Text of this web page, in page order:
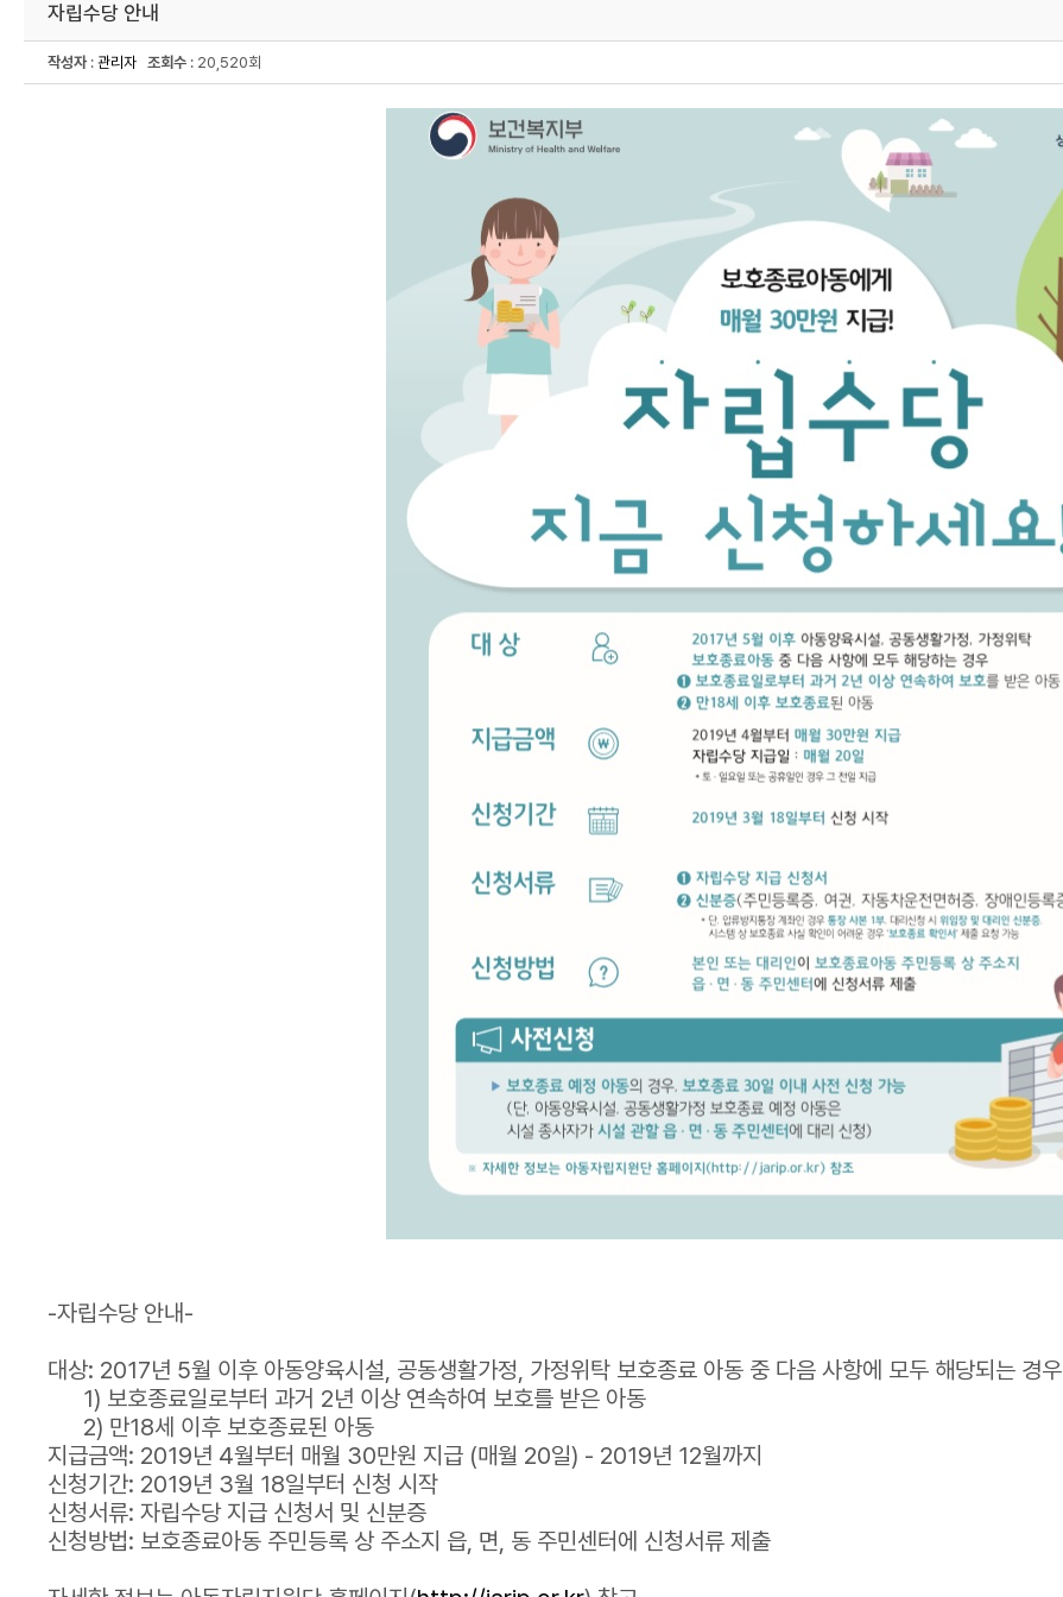
자립수당 안내
작성자: 관리자 조회수 : 20,520회
-자립수당 안내-
대상: 2017년 5월 이후 아동양육시설, 공동생활가정, 가정위탁 보호종료 아동 중 다음 사항에 모두 해당되는 경우
1) 보호종료일로부터 과거 2년 이상 연속하여 보호를 받은 아동
2) 만18세 이후 보호종료된 아동
지급금액: 2019년 4월부터 매월 30만원 지급 (매월 20일) - 2019년 12월까지
신청기간: 2019년 3월 18일부터 신청 시작
신청서류: 자립수당 지급 신청서 및 신분증
신청방법: 보호종료아동 주민등록 상 주소지 읍, 면, 동 주민센터에 신청서류 제출